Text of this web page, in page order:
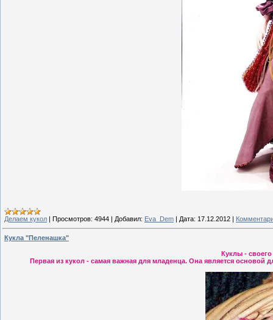
Делаем кукол Просмотров: 4944 Добавил: Eva_Dem Дата: 17.12.2012
Кукла "Пеленашка"
Куклы -
Первая из кукол - самая важная для младенца. Она является основой